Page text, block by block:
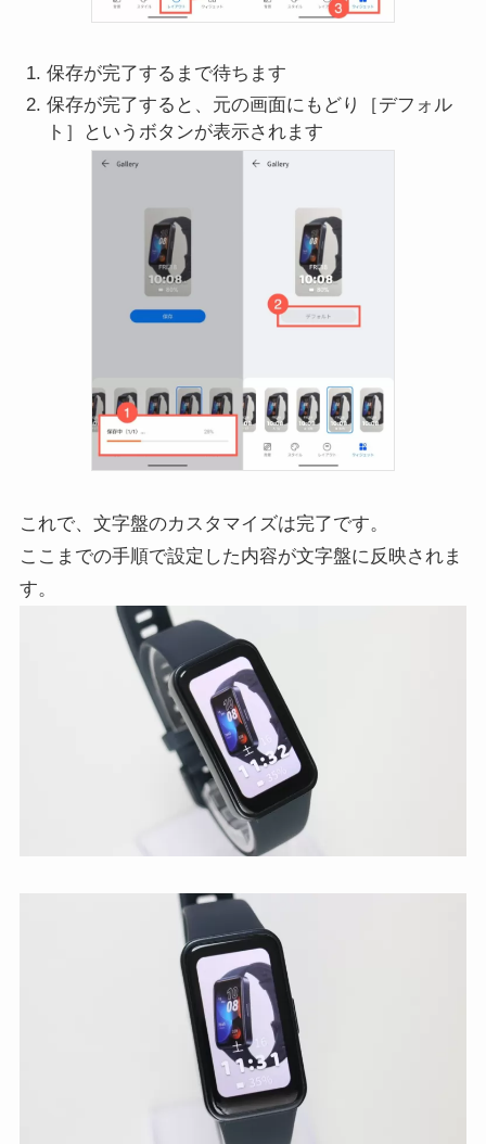
保存が完了するまで待ちます
保存が完了すると、元の画面にもどり［デフォル
ト］というボタンが表示されます
これで、文字盤のカスタマイズは完了です。
ここまでの手順で設定した内容が文字盤に反映されま
す。